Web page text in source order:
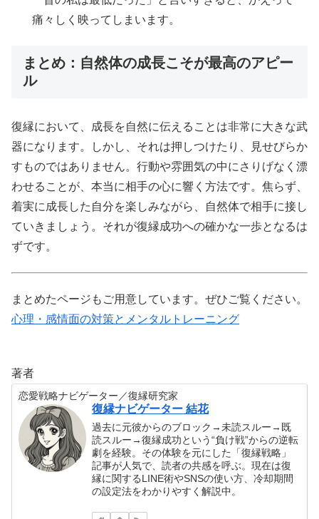
痛々しく映ってしまいます。
まとめ：自然体の成長こそが最高のアピー
ル
復縁において、成長を自然に伝えることは非常に大きな武
器になります。しかし、それは押しつけたり、見せびらか
すものではありません。行動や雰囲気の中にさりげなく漂
わせることが、本当に相手の心に響く方法です。焦らず、
着実に成長した自分を楽しみながら、自然体で相手に接し
ていきましょう。それが復縁成功への確かな一歩となるは
ずです。
まとめたページもご用意しています。ぜひご覧ください。
心理・感情面の対策とメンタルトレーニング
著者
恋愛戦略ナビゲーター／復縁研究家
復縁ナビゲーター 結花
過去に元彼からのブロック→未読スルー→既
読スルー→復縁成功という“負け戦”からの逆転
劇を経験。その体験を元にした「復縁戦略」
記事が人気で、読者の共感を呼ぶ。現在は復
縁に関するLINE術やSNSの使い方、冷却期間
の設定法をわかりやすく解説中。